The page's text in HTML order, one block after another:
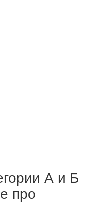
А и Б
про